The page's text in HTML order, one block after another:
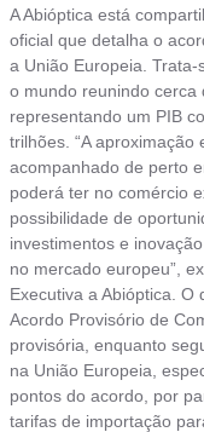
A Abióptica está
oficial que detalha o
a União Europeia.
o mundo reunindo cerca
representando um PIB
trilhões. “A
acompanhado de perto
poderá ter no comércio
possibilidade de
investimentos e
no mercado europeu”,
Executiva a Abióptica.
Acordo Provisório de
provisória, enquanto
na União Europeia,
pontos do acordo, por
tarifas de importação